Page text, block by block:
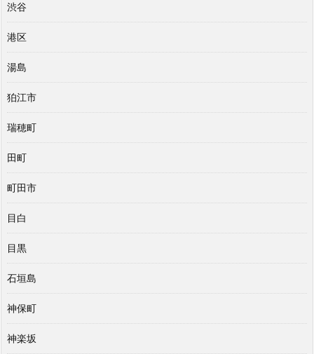
渋谷
港区
湯島
狛江市
瑞穂町
田町
町田市
目白
目黒
石垣島
神保町
神楽坂